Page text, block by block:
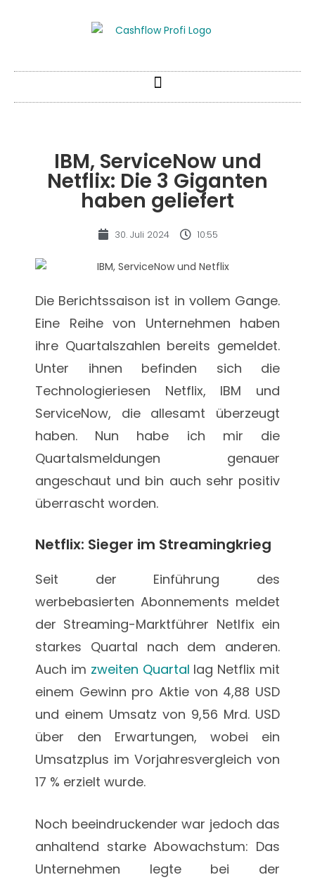
IBM, ServiceNow und
Netflix: Die 3 Giganten
haben geliefert
30. Juli 2024 10:55
Die Berichtssaison ist in vollem Gange.
Eine Reihe von Unternehmen haben
ihre Quartalszahlen bereits gemeldet.
Unter ihnen befinden sich die
Technologieriesen Netflix, IBM und
ServiceNow, die allesamt überzeugt
haben. Nun habe ich mir die
Quartalsmeldungen genauer
angeschaut und bin auch sehr positiv
überrascht worden.
Netflix: Sieger im Streamingkrieg
Seit der Einführung des
werbebasierten Abonnements meldet
der Streaming-Marktführer Netlfix ein
starkes Quartal nach dem anderen.
Auch im zweiten Quartal lag Netflix mit
einem Gewinn pro Aktie von 4,88 USD
und einem Umsatz von 9,56 Mrd. USD
über den Erwartungen, wobei ein
Umsatzplus im Vorjahresvergleich von
17 % erzielt wurde.
Noch beeindruckender war jedoch das
anhaltend starke Abowachstum: Das
Unternehmen legte bei der